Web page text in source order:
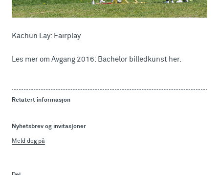
Kachun Lay: Fairplay
Les mer om Avgang 2016: Bachelor billedkunst her.
Relatert informasjon
Nyhetsbrev og invitasjoner
Meld deg på